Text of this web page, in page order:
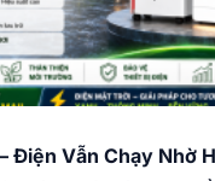
Điện Vẫn Chạy Nhờ